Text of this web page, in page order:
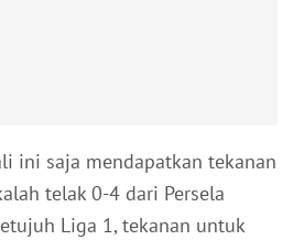
ini saja mendapatkan tekanan
telak 0-4 dari Persela
Liga 1, tekanan untuk